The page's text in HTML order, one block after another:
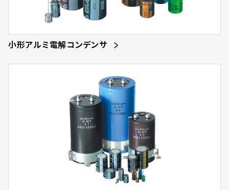
小形アルミ電解コンデンサ